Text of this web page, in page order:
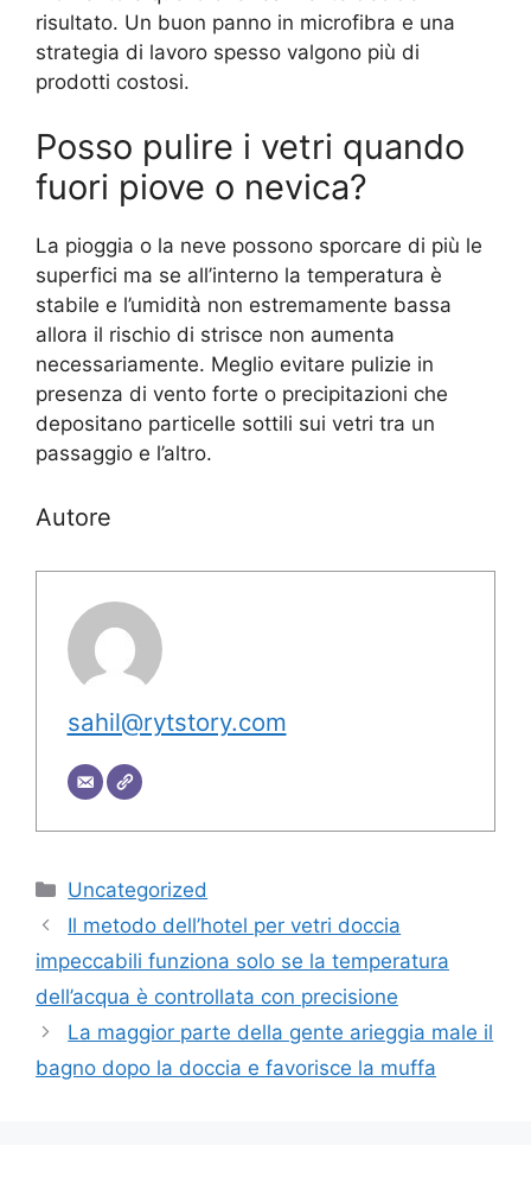
risultato. Un buon panno in microfibra e una
strategia di lavoro spesso valgono più di
prodotti costosi.
Posso pulire i vetri quando
fuori piove o nevica?
La pioggia o la neve possono sporcare di più le
superfici ma se all’interno la temperatura è
stabile e l’umidità non estremamente bassa
allora il rischio di strisce non aumenta
necessariamente. Meglio evitare pulizie in
presenza di vento forte o precipitazioni che
depositano particelle sottili sui vetri tra un
passaggio e l’altro.
Autore
sahil@rytstory.com
Categorie
Uncategorized
Il metodo dell’hotel per vetri doccia
impeccabili funziona solo se la temperatura
dell’acqua è controllata con precisione
La maggior parte della gente arieggia male il
bagno dopo la doccia e favorisce la muffa